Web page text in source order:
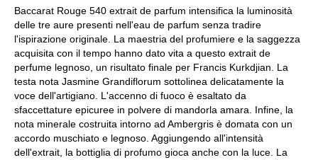
Baccarat Rouge 540 extrait de parfum intensifica la luminosità
delle tre aure presenti nell'eau de parfum senza tradire
l'ispirazione originale. La maestria del profumiere e la saggezza
acquisita con il tempo hanno dato vita a questo extrait de
perfume legnoso, un risultato finale per Francis Kurkdjian. La
testa nota Jasmine Grandiflorum sottolinea delicatamente la
voce dell'artigiano. L'accenno di fuoco è esaltato da
sfaccettature epicuree in polvere di mandorla amara. Infine, la
nota minerale costruita intorno ad Ambergris è domata con un
accordo muschiato e legnoso. Aggiungendo all'intensità
dell'extrait, la bottiglia di profumo gioca anche con la luce. La